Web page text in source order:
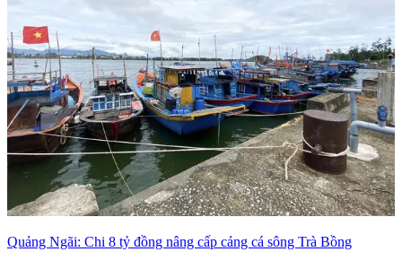
Quảng Ngãi: Chi 8 tỷ đồng nâng cấp cảng cá sông Trà Bồng